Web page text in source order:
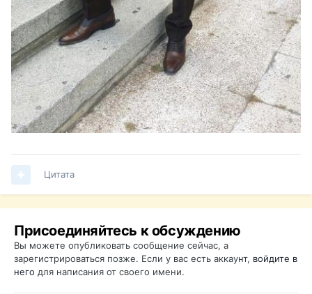
Цитата
Присоединяйтесь к обсуждению
Вы можете опубликовать сообщение сейчас, а
зарегистрироваться позже. Если у вас есть аккаунт, войдите в
него для написания от своего имени.